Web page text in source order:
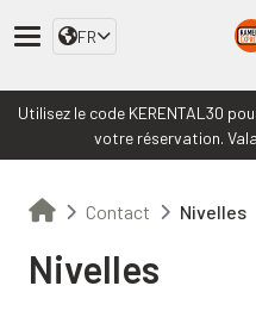
FR
Utilisez le code KERENTAL30
votre réservation.
Contact Nivelles
Nivelles